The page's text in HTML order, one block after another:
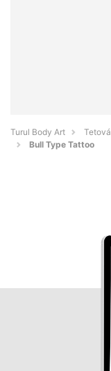
Turul Body Art
Bull Type Tattoo